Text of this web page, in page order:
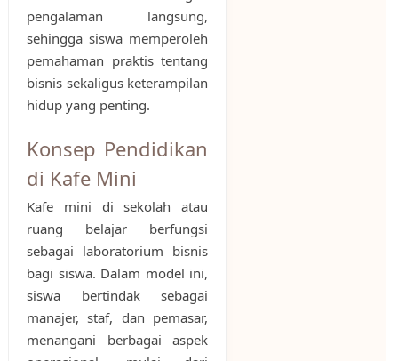
pengalaman langsung,
sehingga siswa memperoleh
pemahaman praktis tentang
bisnis sekaligus keterampilan
hidup yang penting.
Konsep Pendidikan
di Kafe Mini
Kafe mini di sekolah atau
ruang belajar berfungsi
sebagai laboratorium bisnis
bagi siswa. Dalam model ini,
siswa bertindak sebagai
manajer, staf, dan pemasar,
menangani berbagai aspek